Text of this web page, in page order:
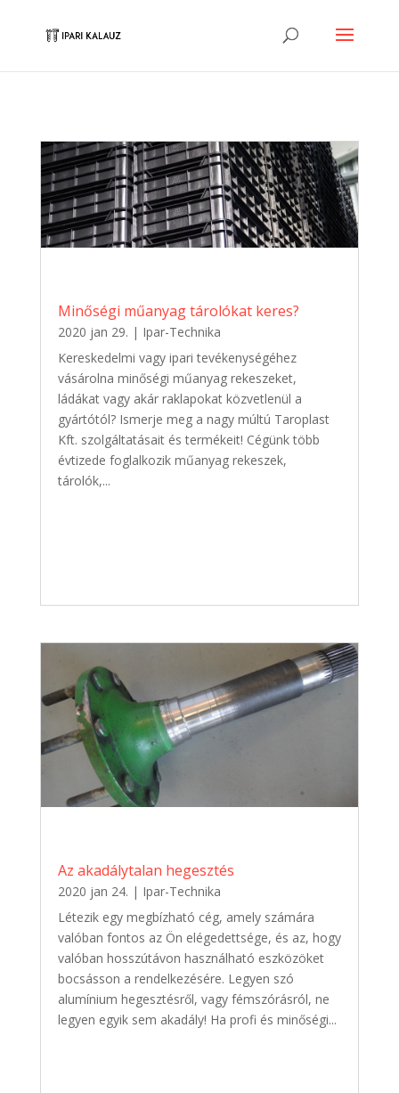
Minőségi műanyag tárolókat keres?
2020 jan 29. | Ipar-Technika
Kereskedelmi vagy ipari tevékenységéhez
vásárolna minőségi műanyag rekeszeket,
ládákat vagy akár raklapokat közvetlenül a
gyártótól? Ismerje meg a nagy múltú Taroplast
Kft. szolgáltatásait és termékeit! Cégünk több
évtizede foglalkozik műanyag rekeszek,
tárolók,...
Az akadálytalan hegesztés
2020 jan 24. | Ipar-Technika
Létezik egy megbízható cég, amely számára
valóban fontos az Ön elégedettsége, és az, hogy
valóban hosszútávon használható eszközöket
bocsásson a rendelkezésére. Legyen szó
alumínium hegesztésről, vagy fémszórásról, ne
legyen egyik sem akadály! Ha profi és minőségi...